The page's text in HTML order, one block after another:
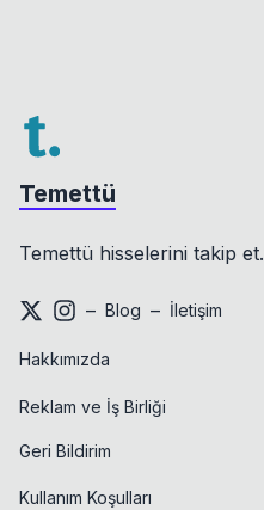
Temettü
Temettü hisselerini takip et.
– Blog – İletişim
Hakkımızda
Reklam ve İş Birliği
Geri Bildirim
Kullanım Koşulları